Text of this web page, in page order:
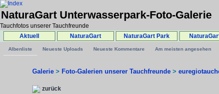
NaturaGart Unterwasserpark-Foto-Galerie
Tauchfotos unserer Tauchfreunde
Aktuell
NaturaGart NaturaGart Park
Albenliste Neueste Uploads Neueste Kommentare Am meisten angesehen
Galerie > Foto-Galerien unserer Tauchfreunde >